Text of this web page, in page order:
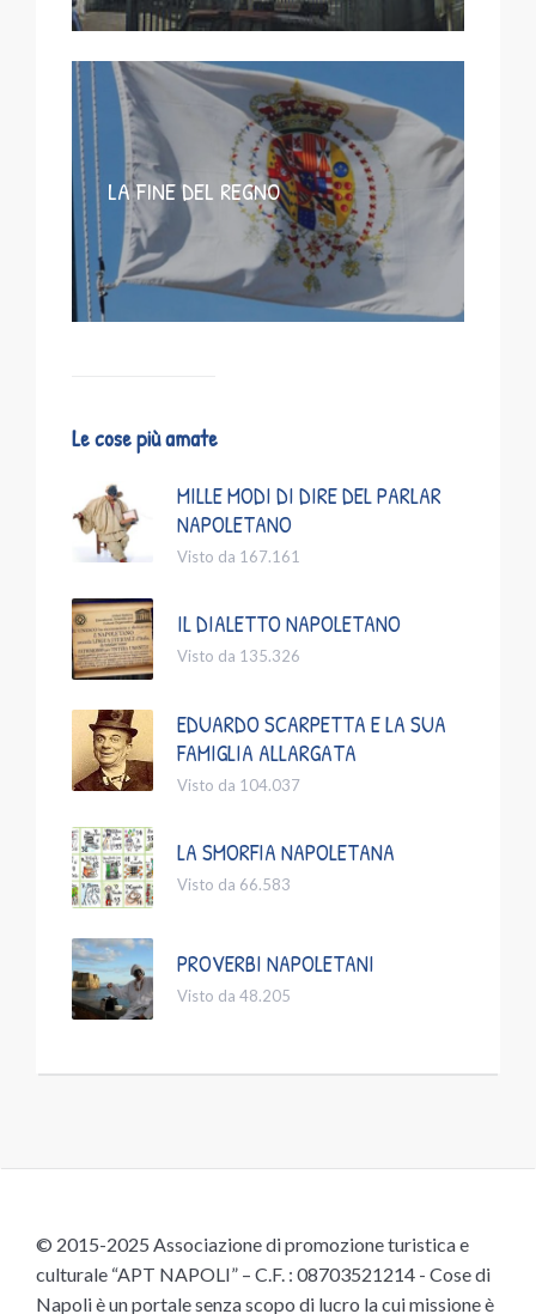
LA FINE DEL REGNO
Le cose più amate
MILLE MODI DI DIRE DEL PARLAR
NAPOLETANO
Visto da 167.161
IL DIALETTO NAPOLETANO
Visto da 135.326
EDUARDO SCARPETTA E LA SUA
FAMIGLIA ALLARGATA
Visto da 104.037
LA SMORFIA NAPOLETANA
Visto da 66.583
PROVERBI NAPOLETANI
Visto da 48.205
© 2015-2025 Associazione di promozione turistica e
culturale “APT NAPOLI” – C.F. : 08703521214 - Cose di
Napoli è un portale senza scopo di lucro la cui missione è